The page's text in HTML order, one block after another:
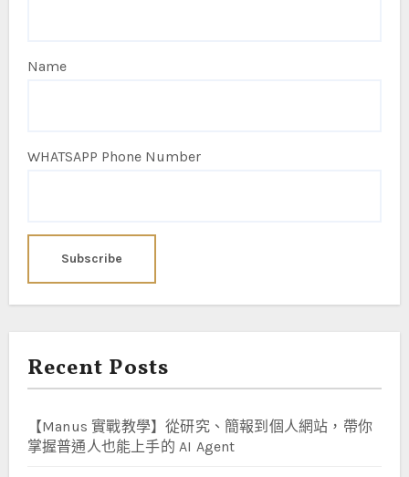
Name
WHATSAPP Phone Number
Recent Posts
【Manus 實戰教學】從研究、簡報到個人網站，帶你
掌握普通人也能上手的 AI Agent